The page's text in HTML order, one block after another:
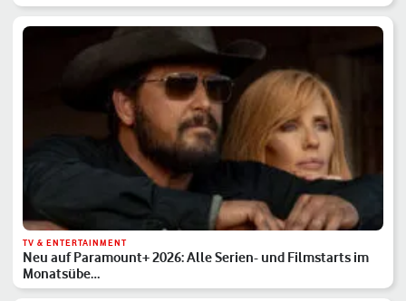
TV & ENTERTAINMENT
Neu auf Paramount+ 2026: Alle Serien- und Filmstarts im
Monatsübe…